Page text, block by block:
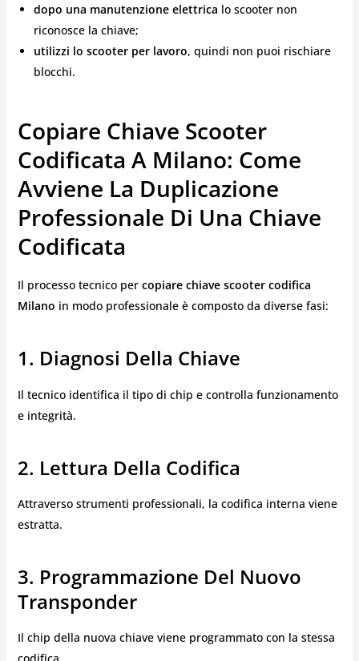
dopo una manutenzione elettrica lo scooter non
riconosce la chiave;
utilizzi lo scooter per lavoro, quindi non puoi rischiare
blocchi.
Copiare Chiave Scooter
Codificata A Milano: Come
Avviene La Duplicazione
Professionale Di Una Chiave
Codificata
Il processo tecnico per copiare chiave scooter codifica
Milano in modo professionale è composto da diverse fasi:
1. Diagnosi Della Chiave
Il tecnico identifica il tipo di chip e controlla funzionamento
e integrità.
2. Lettura Della Codifica
Attraverso strumenti professionali, la codifica interna viene
estratta.
3. Programmazione Del Nuovo
Transponder
Il chip della nuova chiave viene programmato con la stessa